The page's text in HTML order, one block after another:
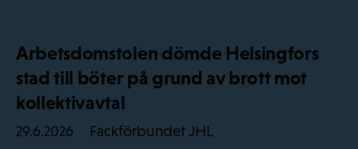
Arbetsdomstolen dömde Helsingfors
stad till böter på grund av brott mot
kollektivavtal
29.6.2026 Fackförbundet JHL